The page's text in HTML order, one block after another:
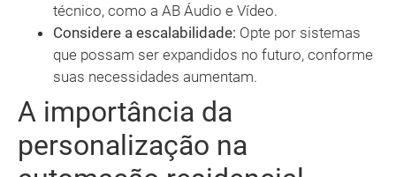
técnico, como a AB Áudio e Vídeo.
Considere a escalabilidade: Opte por sistemas
que possam ser expandidos no futuro, conforme
suas necessidades aumentam.
A importância da
personalização na